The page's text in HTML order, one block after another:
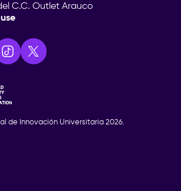
C.C. Outlet Arauco
de Innovación Universitaria 2026.